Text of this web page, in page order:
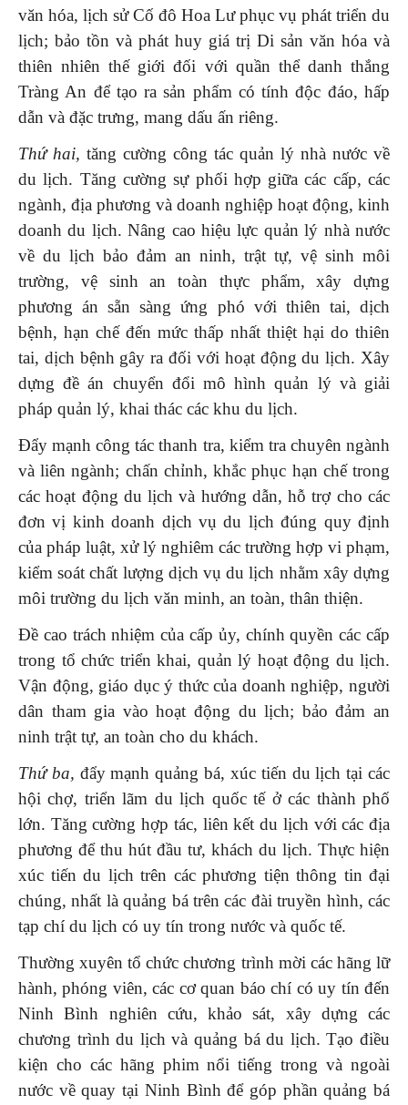
văn hóa, lịch sử Cố đô Hoa Lư phục vụ phát triển du
lịch; bảo tồn và phát huy giá trị Di sản văn hóa và
thiên nhiên thế giới đối với quần thể danh thắng
Tràng An để tạo ra sản phẩm có tính độc đáo, hấp
dẫn và đặc trưng, mang dấu ấn riêng.
Thứ hai, tăng cường công tác quản lý nhà nước về
du lịch. Tăng cường sự phối hợp giữa các cấp, các
ngành, địa phương và doanh nghiệp hoạt động, kinh
doanh du lịch. Nâng cao hiệu lực quản lý nhà nước
về du lịch bảo đảm an ninh, trật tự, vệ sinh môi
trường, vệ sinh an toàn thực phẩm, xây dựng
phương án sẵn sàng ứng phó với thiên tai, dịch
bệnh, hạn chế đến mức thấp nhất thiệt hại do thiên
tai, dịch bệnh gây ra đối với hoạt động du lịch. Xây
dựng đề án chuyển đổi mô hình quản lý và giải
pháp quản lý, khai thác các khu du lịch.
Đẩy mạnh công tác thanh tra, kiểm tra chuyên ngành
và liên ngành; chấn chỉnh, khắc phục hạn chế trong
các hoạt động du lịch và hướng dẫn, hỗ trợ cho các
đơn vị kinh doanh dịch vụ du lịch đúng quy định
của pháp luật, xử lý nghiêm các trường hợp vi phạm,
kiểm soát chất lượng dịch vụ du lịch nhằm xây dựng
môi trường du lịch văn minh, an toàn, thân thiện.
Đề cao trách nhiệm của cấp ủy, chính quyền các cấp
trong tổ chức triển khai, quản lý hoạt động du lịch.
Vận động, giáo dục ý thức của doanh nghiệp, người
dân tham gia vào hoạt động du lịch; bảo đảm an
ninh trật tự, an toàn cho du khách.
Thứ ba, đẩy mạnh quảng bá, xúc tiến du lịch tại các
hội chợ, triển lãm du lịch quốc tế ở các thành phố
lớn. Tăng cường hợp tác, liên kết du lịch với các địa
phương để thu hút đầu tư, khách du lịch. Thực hiện
xúc tiến du lịch trên các phương tiện thông tin đại
chúng, nhất là quảng bá trên các đài truyền hình, các
tạp chí du lịch có uy tín trong nước và quốc tế.
Thường xuyên tổ chức chương trình mời các hãng lữ
hành, phóng viên, các cơ quan báo chí có uy tín đến
Ninh Bình nghiên cứu, khảo sát, xây dựng các
chương trình du lịch và quảng bá du lịch. Tạo điều
kiện cho các hãng phim nổi tiếng trong và ngoài
nước về quay tại Ninh Bình để góp phần quảng bá